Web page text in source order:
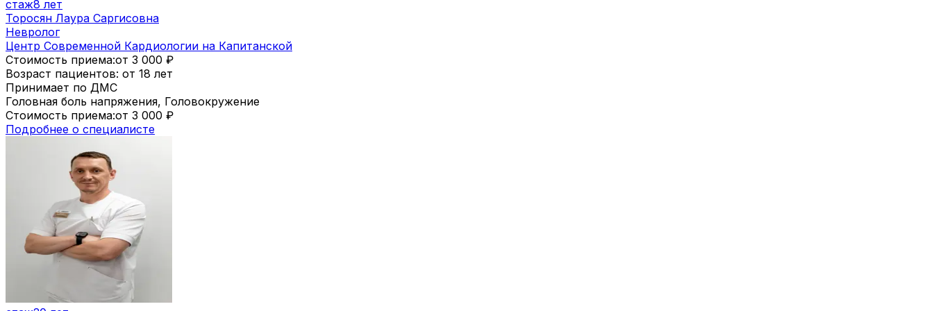
стаж8 лет
Торосян Лаура Саргисовна
Невролог
Центр Современной Кардиологии на Капитанской
Стоимость приема:от 3 000 ₽
Возраст пациентов: от 18 лет
Принимает по ДМС
Головная боль напряжения, Головокружение
Стоимость приема:от 3 000 ₽
Подробнее о специалисте